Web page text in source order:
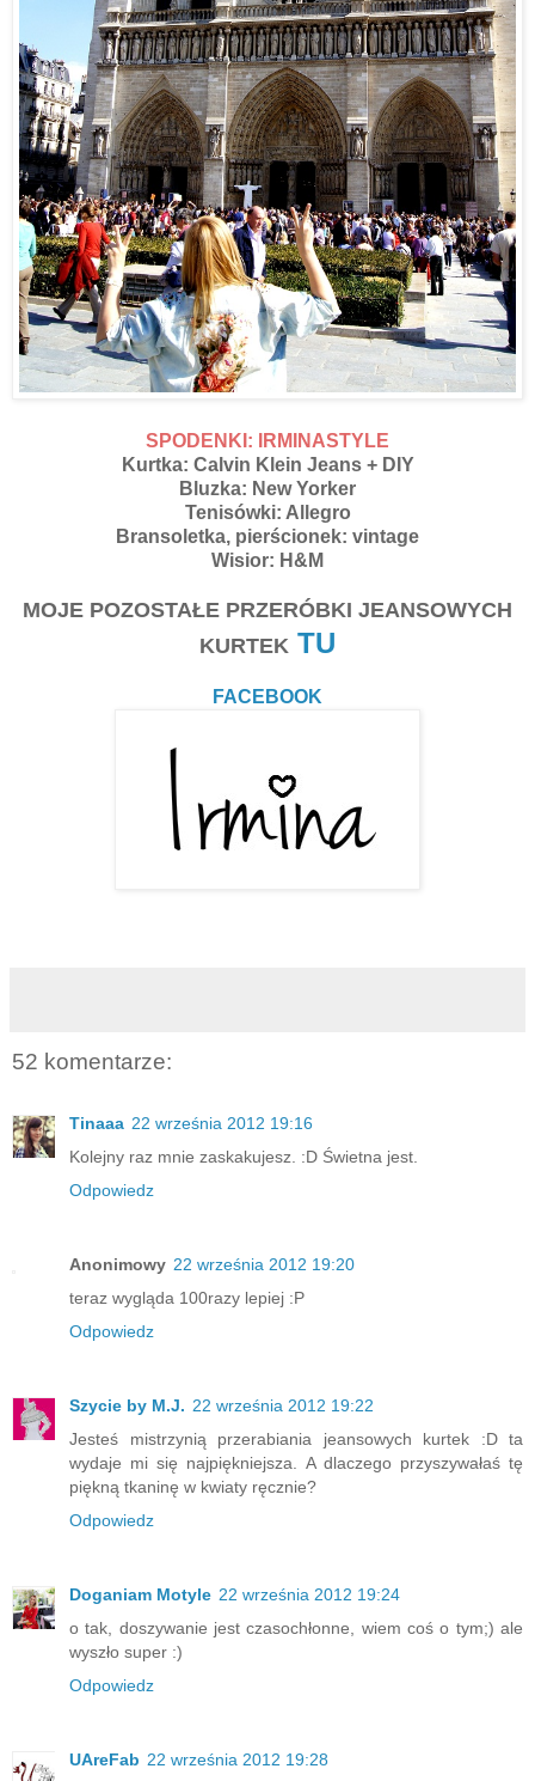
SPODENKI: IRMINASTYLE
Kurtka: Calvin Klein Jeans + DIY
Bluzka: New Yorker
Tenisówki: Allegro
Bransoletka, pierścionek: vintage
Wisior: H&M
MOJE POZOSTAŁE PRZERÓBKI JEANSOWYCH
KURTEK TU
FACEBOOK
52 komentarze:
Tinaaa 22 września 2012 19:16
Kolejny raz mnie zaskakujesz. :D Świetna jest.
Odpowiedz
Anonimowy 22 września 2012 19:20
teraz wygląda 100razy lepiej :P
Odpowiedz
Szycie by M.J. 22 września 2012 19:22
Jesteś mistrzynią przerabiania jeansowych kurtek :D ta
wydaje mi się najpiękniejsza. A dlaczego przyszywałaś tę
piękną tkaninę w kwiaty ręcznie?
Odpowiedz
Doganiam Motyle 22 września 2012 19:24
o tak, doszywanie jest czasochłonne, wiem coś o tym;) ale
wyszło super :)
Odpowiedz
UAreFab 22 września 2012 19:28